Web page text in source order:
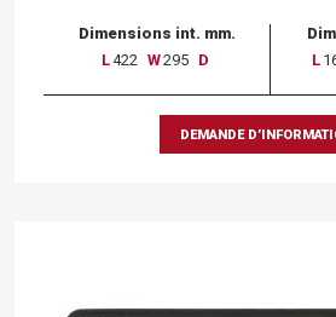
Dimensions int. mm.
L422 W295 D
L
DEMANDE